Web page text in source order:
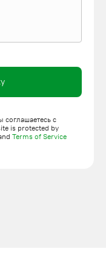
соглашаетесь с
is protected by
Terms of Service